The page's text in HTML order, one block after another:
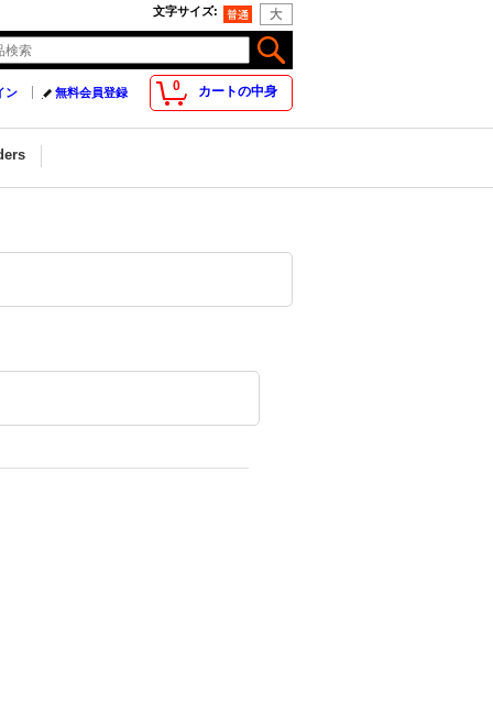
文字サイズ:
0 カートの中身
ン 無料会員登録